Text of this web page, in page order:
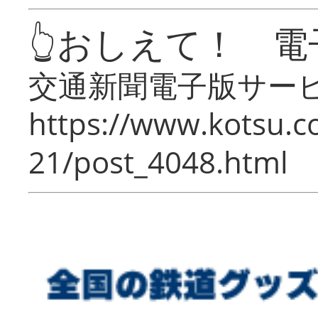
👆おしえて！ 電
交通新聞電子版サー
https://
21/post_4048.html